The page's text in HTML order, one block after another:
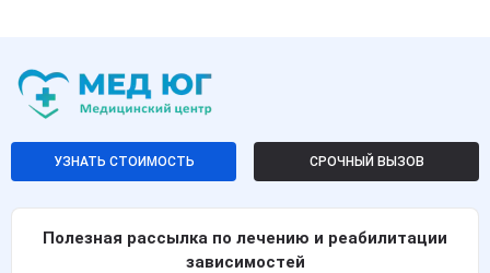
УЗНАТЬ СТОИМОСТЬ СРОЧНЫЙ ВЫЗОВ
Полезная рассылка по лечению и реабилитации
зависимостей